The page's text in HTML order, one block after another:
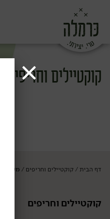
קוקטיילים וחריפים
דף הבית / קוקטיילים וחריפים /
קוקטיילים וחריפים